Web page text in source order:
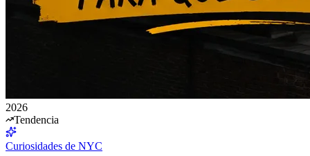
2026
Tendencia
Curiosidades de NYC